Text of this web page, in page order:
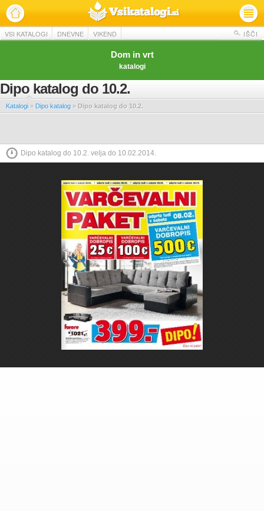
VSI KATALOGI DNEVNE VIKEND IŠČI
Dom in vrt
katalogi
Dipo katalog do 10.2.
Katalogi » Dipo katalog » Dipo katalog do 10.2.
Dipo katalog do 10.2. velja do 10.02.2014.